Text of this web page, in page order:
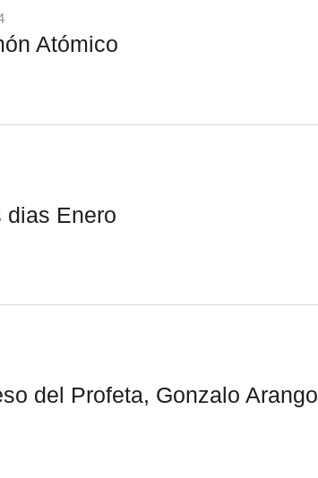
Atómico
dias Enero
del Profeta, Gonzalo Arango